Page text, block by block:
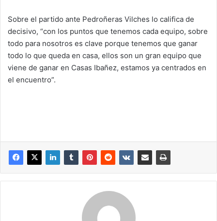
Sobre el partido ante Pedroñeras Vilches lo califica de
decisivo, “con los puntos que tenemos cada equipo, sobre
todo para nosotros es clave porque tenemos que ganar
todo lo que queda en casa, ellos son un gran equipo que
viene de ganar en Casas Ibañez, estamos ya centrados en
el encuentro”.